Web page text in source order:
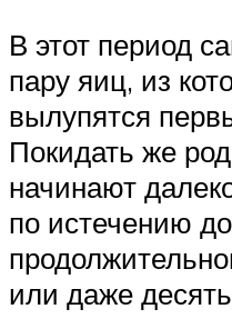
В этот период
пару яиц, из
вылупятся
Покидать же
начинают
по истечению
или даже